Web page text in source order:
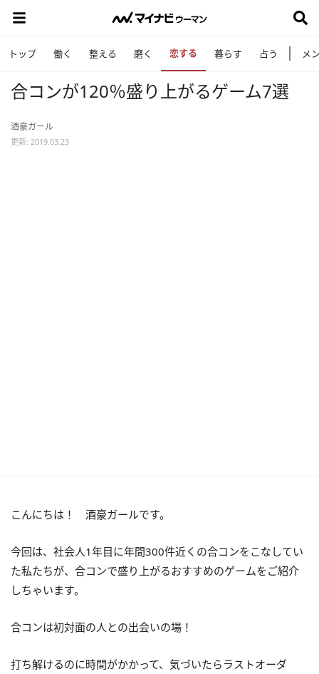
トップ 働く 整える 磨く 恋する 暮らす 占う メ
合コンが120％盛り上がるゲーム7選
酒豪ガール
更新: 2019.03.23
こんにちは！ 酒豪ガールです。
今回は、社会人1年目に年間300件近くの合コンをこなしてい
た私たちが、合コンで盛り上がるおすすめのゲームをご紹介
しちゃいます。
合コンは初対面の人との出会いの場！
打ち解けるのに時間がかかって、気づいたらラストオーダ